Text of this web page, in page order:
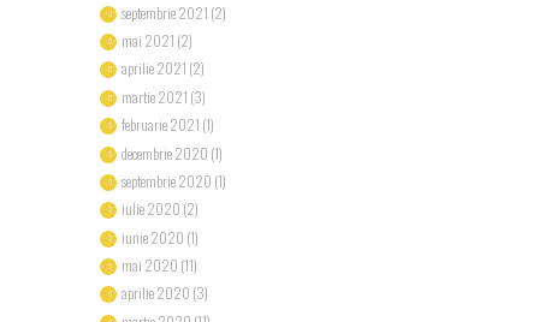
septembrie 2021 (2)
mai 2021 (2)
aprilie 2021 (2)
martie 2021 (3)
februarie 2021 (1)
decembrie 2020 (1)
septembrie 2020 (1)
iulie 2020 (2)
iunie 2020 (1)
mai 2020 (11)
aprilie 2020 (3)